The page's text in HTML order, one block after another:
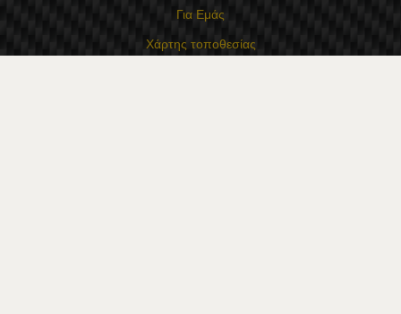
Για Εμάς
Χάρτης τοποθεσίας